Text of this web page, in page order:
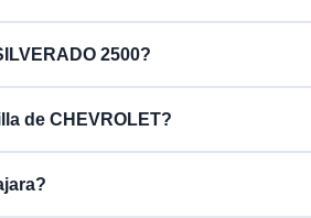
2500?
de CHEVROLET?